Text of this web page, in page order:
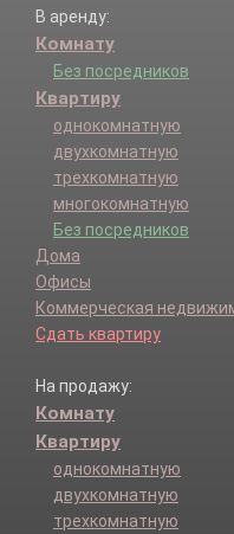
В аренду:
Комнату
Без посредников
Квартиру
однокомнатную
двухкомнатную
трехкомнатную
многокомнатную
Без посредников
Дома
Офисы
Коммерческая
Сдать квартиру
На продажу:
Комнату
Квартиру
однокомнатную
двухкомнатную
трехкомнатную